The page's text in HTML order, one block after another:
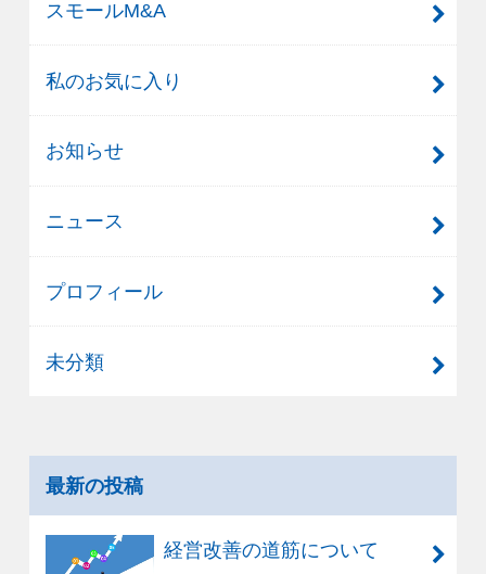
スモールM&A
私のお気に入り
お知らせ
ニュース
プロフィール
未分類
最新の投稿
経営改善の道筋について